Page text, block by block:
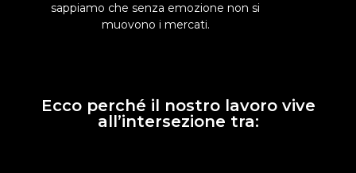
sappiamo che senza emozione non si
muovono i mercati.
Ecco perché il nostro lavoro vive
all’intersezione tra: